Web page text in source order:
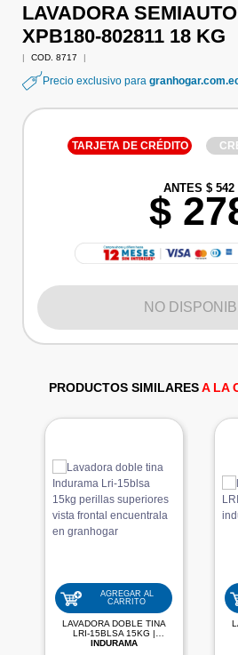
LAVADORA
XPB180-802811 18 KG
| COD. 8717 |
Precio exclusivo para
TARJETA DE CRÉDITO
ANTES $ 542
$
NO
PRODUCTOS SIMILARESA LA
AGREGAR AL
CARRITO
LAVADORA DOBLE TINA
INDURAMA